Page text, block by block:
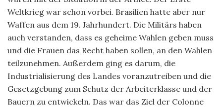
Weltkrieg war schon vorbei. Brasilien hatte aber nur
Waffen aus dem 19. Jahrhundert. Die Militärs haben
auch verstanden, dass es geheime Wahlen geben muss
und die Frauen das Recht haben sollen, an den Wahlen
teilzunehmen. Außerdem ging es darum, die
Industrialisierung des Landes voranzutreiben und die
Gesetzgebung zum Schutz der Arbeiterklasse und der
Bauern zu entwickeln. Das war das Ziel der Colonne